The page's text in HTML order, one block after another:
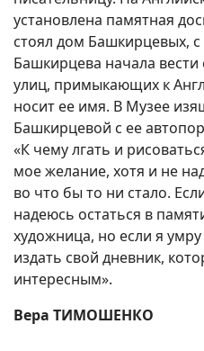
установлена памятная
стоял дом Башкирцевых,
Башкирцева начала
улиц, примыкающих к
носит ее имя. В Музее
Башкирцевой с ее
«К чему лгать и
мое желание, хотя и не
во что бы то ни стало.
надеюсь остаться в
художница, но если я
издать свой дневник,
интересным».
Вера ТИМОШЕНКО